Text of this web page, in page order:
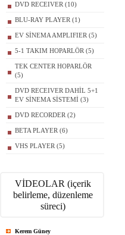
DVD RECEIVER (10)
BLU-RAY PLAYER (1)
EV SİNEMA AMPLIFIER (5)
5-1 TAKIM HOPARLÖR (5)
TEK CENTER HOPARLÖR
(5)
DVD RECEIVER DAHİL 5+1
EV SİNEMA SİSTEMİ (3)
DVD RECORDER (2)
BETA PLAYER (6)
VHS PLAYER (5)
VİDEOLAR (içerik
belirleme, düzenleme
süreci)
Kerem Güney